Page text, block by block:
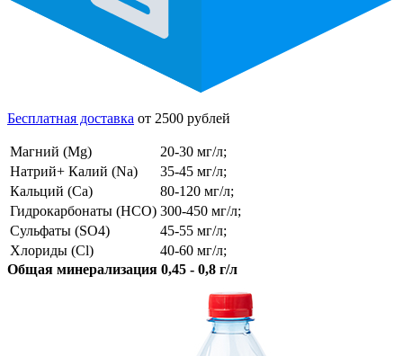
Бесплатная доставка от 2500 рублей
Магний (Mg)
20-30 мг/л;
Натрий+ Калий (Na)
35-45 мг/л;
Кальций (Ca)
80-120 мг/л;
Гидрокарбонаты (HCO) 300-450 мг/л;
Сульфаты (SO4)
45-55 мг/л;
Хлориды (Cl)
40-60 мг/л;
Общая минерализация 0,45 - 0,8 г/л